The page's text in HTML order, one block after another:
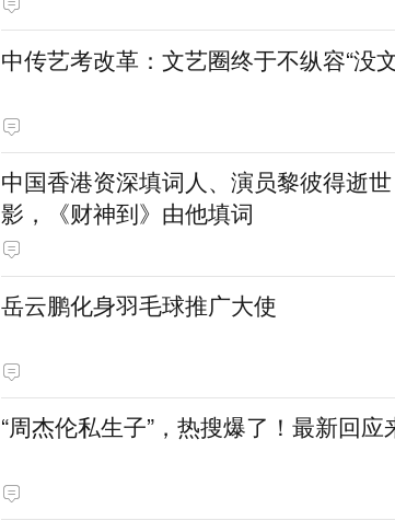
中传艺考改革：文艺圈终于不纵容“没
中国香港资深填词人、演员黎彼得逝
影，《财神到》由他填词
岳云鹏化身羽毛球推广大使
“周杰伦私生子”，热搜爆了！最新回应